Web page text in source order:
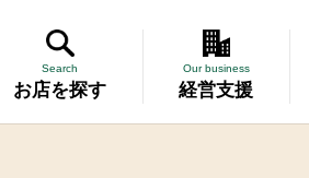
Navi
Search
お店を探す
Our business
経営支援